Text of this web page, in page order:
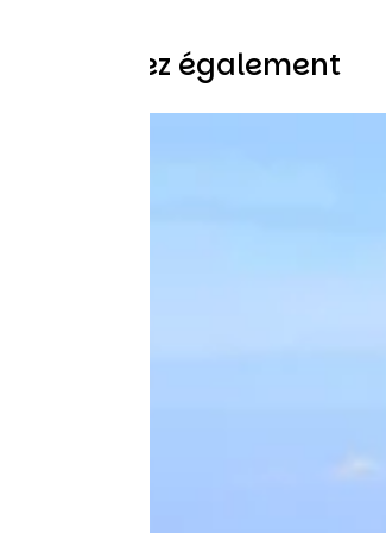
Découvrez également